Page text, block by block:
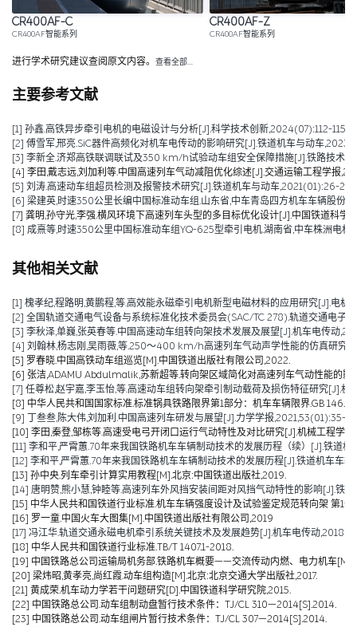
CR400AF-C
CR400AF智能系列
CR400AF-Z
CR400AF智能系列
进行学术研究建议查阅原文内容。 查看全部…
主要参考文献
[1] 孙鑫.高铁异步牵引电机的电磁设计与分析[J].科学技术创新,2024(07):112-115.
[2] 傅雪军,邢亮.SiC器件高频化对机车电传动的影响研究[J].铁道机车与动车
[3] 李新全.济郑高铁联调联试及350 km/h试验动车组安全保障措施[J].铁路技术
[4] 李田,戴志远,刘加利等.中国高速列车气动减阻优化综述[J].交通运输工程学报
[5] 刘涛.高速动车组超员检测及报警技术研究[J].铁道机车与动车,2021(01):26-
[6] 梁建英,时速350公里长编中国标准动车组.山东省,中车青岛四方机车车辆股份
[7] 龚明,孙守光,李强.横风环境下高速列车头型的多目标优化设计[J].中国铁道科学
[8] 成熹等,时速350公里中国标准动车组YQ-625型牵引电机.湖南省,中车株洲电机
其他相关文献
[1] 槐孝纪,程路明,黄鹏程,等.高效能永磁牵引电机新型电磁材料的应用研究[J].电
[2] 全国轨道交通电气设备与系统标准化技术委员会(SAC/TC 278).轨道交通电
[3] 李秋泽,单巍,张英春等.中国高速动车组转向架技术发展及展望[J].机车电传动
[4] 刘翰林,杨志刚,吴雨薇,等.250～400 km/h高速列车气动声学性能的仿真研究
[5] 罗春晓.中国高铁动车组巡览[M].中国铁道出版社有限公司,2022.
[6] 张洁,ADAMU Abdulmalik,苏新超等.转向架区域简化对高速列车气动性能的
[7] 任尊松,赵宇嘉,李玉怡,等.高速动车组转向架牵引制动载荷及损伤特征研究[J].机
[8] 中华人民共和国国家标准.标准锅具铁路限界第1部分：机车车辆限界.GB
[9] 丁叁叁,陈大伟,刘加利.中国高速列车研发与展望[J].力学学报,2021,53(01):35-
[10] 李田,秦登,邹栋等.高速受电弓开闭口运行气动特性及对比研究[J].机械工程学
[11] 李和平,严霄蕙.70年来我国铁路机车车辆制动技术的发展历程（续）[J].铁道
[12] 李和平,严霄蕙.70年来我国铁路机车车辆制动技术的发展历程[J].铁道机车车
[13] 孙中央.列车牵引计算实用教程[M].北京:中国铁道出版社,2019.
[14] 唐明赞,熊小慧,钟睦等.高速列车外风挡安装间距对风挡气动特性的影响[J].铁
[15] 中华人民共和国铁道行业标准.机车车辆强度设计及试验鉴定规范转向架 第1
[16] 罗一童.中国火车大图集[M].中国铁道出版社有限公司,2019
[17] 冯江华.轨道交通永磁电机牵引系统关键技术及发展趋势[J].机车电传动
[18] 中华人民共和国铁道行业标准.TB/T 1407.1-2018.
[19] 中国铁路总公司运输局机务部.铁路机车概要——交流传动内燃、电力机车[M].
[20] 梁炜昭,黄孝亮,尚红霞.动车组构造[M].北京:北京交通大学出版社,2017.
[21] 黄成荣.机车动力学若干问题研究[D].中国铁道科学研究院,2015.
[22] 中国铁路总公司.动车组制动盘暂行技术条件：TJ/CL 310—2014[S].2014.
[23] 中国铁路总公司.动车组闸片暂行技术条件：TJ/CL 307—2014[S].2014.